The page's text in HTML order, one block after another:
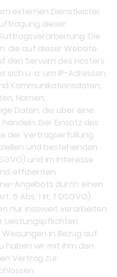
externen Dienstleister
dieser
Die
die auf dieser Website
den Servern des Hosters
sich u. a. um IP-Adressen,
Kommunikationsdaten,
Namen,
Daten, die über eine
Der Einsatz des
der Vertragserfüllung
und bestehenden
und im Interesse
effizienten
Angebots durch einen
6 Abs. 1 lit. f DSGVO).
nur insoweit verarbeiten,
Leistungspflichten
in Bezug auf
haben wir mit ihm den
Vertrag zur